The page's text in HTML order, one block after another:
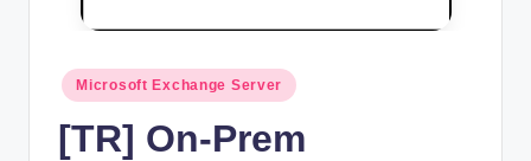
Posted
in
Microsoft Exchange Server
[TR] On-Prem